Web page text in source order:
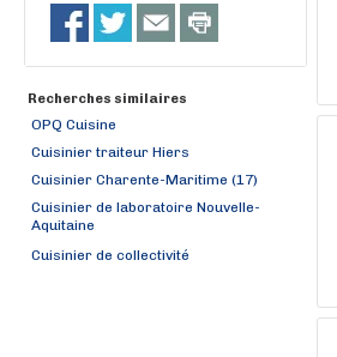
Recherches similaires
OPQ Cuisine
Cuisinier traiteur Hiers
Cuisinier Charente-Maritime (17)
Cuisinier de laboratoire Nouvelle-
Aquitaine
Cuisinier de collectivité